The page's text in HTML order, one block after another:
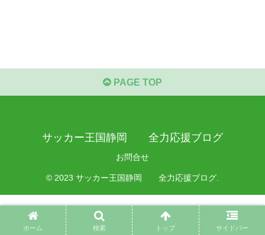
PAGE TOP
サッカー王国静岡 全力応援ブログ
お問合せ
© 2023 サッカー王国静岡 全力応援ブログ.
ホーム 検索 トップ サイドバー